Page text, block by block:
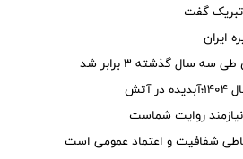
تبریک گفت
ایران
سال گذشته ۳ برابر شد
روایت شماست
شفافیت و اعتماد عمومی است